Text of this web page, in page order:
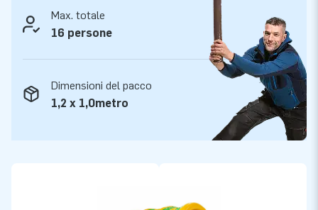
I gonfiabili JB sono rinforzati in più punti, sono cuciti più volte
e sono realizzati in PVC 9×9, con filo colorfast resistente e di
alta qualità. Sono quindi resistenti e facili da pulire. Il
gonfiabile viene fornito da JB con una garanzia di 5 anni. Per
questo motivo, con questo prodotto fornisci il piacere di
gioco ottimale per anni.
Più di 15.000 clienti hanno scelto JB
Max. totale
16 persone
Dimensioni del pacco
1,2 x 1,0metro